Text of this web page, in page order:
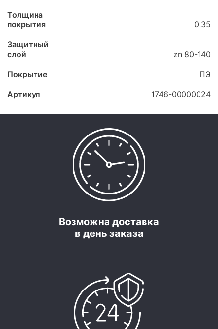
Толщина
покрытия
0.35
Защитный
слой
zn 80-140
Покрытие ПЭ
Артикул 1746-00000024
Возможна доставка
в день заказа